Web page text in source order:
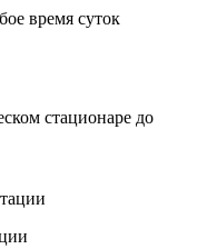
время суток
стационаре до